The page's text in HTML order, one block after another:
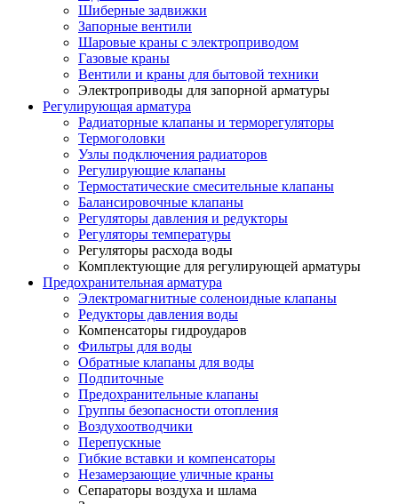
Шиберные задвижки
Запорные вентили
Шаровые краны с электроприводом
Газовые краны
Вентили и краны для бытовой техники
Электроприводы для запорной арматуры
Регулирующая арматура
Радиаторные клапаны и терморегуляторы
Термоголовки
Узлы подключения радиаторов
Регулирующие клапаны
Термостатические смесительные клапаны
Балансировочные клапаны
Регуляторы давления и редукторы
Регуляторы температуры
Регуляторы расхода воды
Комплектующие для регулирующей арматуры
Предохранительная арматура
Электромагнитные соленоидные клапаны
Редукторы давления воды
Компенсаторы гидроударов
Фильтры для воды
Обратные клапаны для воды
Подпиточные
Предохранительные клапаны
Группы безопасности отопления
Воздухоотводчики
Перепускные
Гибкие вставки и компенсаторы
Незамерзающие уличные краны
Сепараторы воздуха и шлама